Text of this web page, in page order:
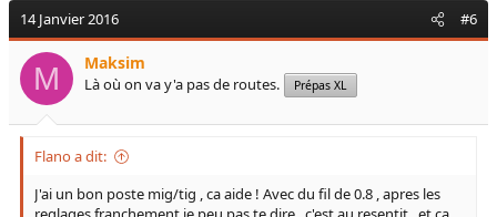
14 Janvier 2016 #6
M Maksim
Là où on va y'a pas de routes. Prépas XL
Flano a dit:
J'ai un bon poste mig/tig , ca aide ! Avec du fil de 0.8 , apres les